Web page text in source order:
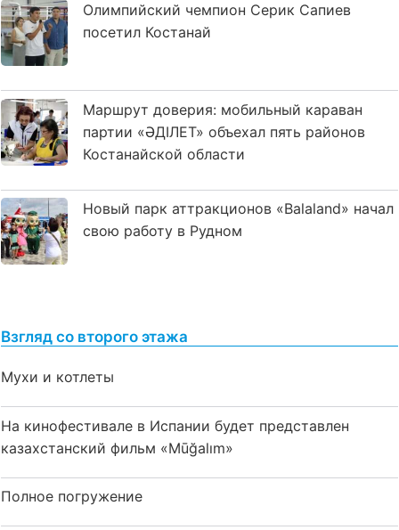
Олимпийский чемпион Серик Сапиев
посетил Костанай
Маршрут доверия: мобильный караван
партии «ӘДІЛЕТ» объехал пять районов
Костанайской области
Новый парк аттракционов «Balaland» начал
свою работу в Рудном
Взгляд со второго этажа
Мухи и котлеты
На кинофестивале в Испании будет представлен
казахстанский фильм «Mūğalım»
Полное погружение